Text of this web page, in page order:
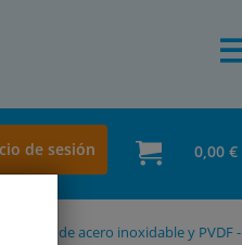
de sesión 0,00 €
o de acero inoxidable y PVDF -